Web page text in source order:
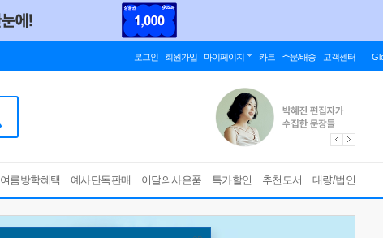
로그인 회원가입 마이페이지 카트 주문/배송 고객센터
여름방학혜택 예사단독판매 이달의사은품 특가할인 추천도서 대량/법인